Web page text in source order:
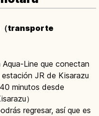
transporte
Line que conectan
JR de Kisarazu
minutos desde
）
regresar, así que es